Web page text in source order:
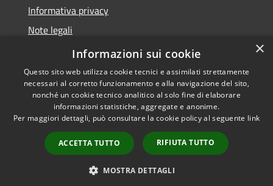
Informativa privacy
Note legali
Dichiarazione di accessibilità
Accessibilità
Copyright © 2026 • Comune di
Sorano • Powered by
Municipium•
Accesso
redazione
×
Informazioni sui cookie
Questo sito web utilizza cookie tecnici e assimilati strettamente
necessari al corretto funzionamento e alla navigazione del sito,
nonché un cookie tecnico analitico al solo fine di elaborare
informazioni statistiche, aggregate e anonime.
Per maggiori dettagli, può consultare la cookie policy al seguente link
ACCETTA TUTTO RIFIUTA TUTTO
MOSTRA DETTAGLI